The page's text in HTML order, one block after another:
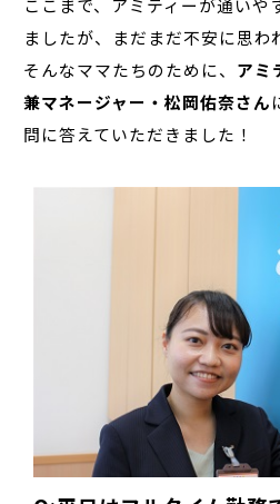
ここまで、アミティーが通いや
ましたが、まだまだ不安に思わ
そんなママたちのために、 アミ
兼マネージャー・松岡佑奈さん
問に答えていただきました！